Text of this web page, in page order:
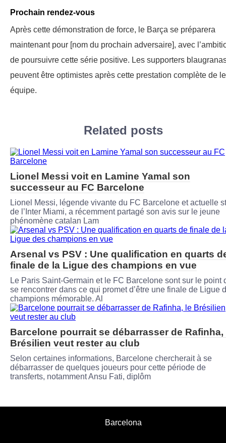
Prochain rendez-vous
Après cette démonstration de force, le Barça se préparera
maintenant pour [nom du prochain adversaire], avec
de poursuivre cette série positive. Les supporters
peuvent être optimistes après cette prestation complète de
équipe.
Related posts
Lionel Messi voit en Lamine Yamal son
successeur au FC Barcelone
Lionel Messi, légende vivante du FC Barcelone et actuelle
de l’Inter Miami, a récemment partagé son avis sur le jeune
phénomène catalan Lam
Arsenal vs PSV : Une qualification en quarts
finale de la Ligue des champions en vue
Le Paris Saint-Germain et le FC Barcelone sont sur le point
se rencontrer dans ce qui promet d’être une finale de Ligue
champions mémorable. Al
Barcelone pourrait se débarrasser de Rafinha,
Brésilien veut rester au club
Selon certaines informations, Barcelone chercherait à se
débarrasser de quelques joueurs pour cette période de
transferts, notamment Ansu Fati, diplôm
Barcelona